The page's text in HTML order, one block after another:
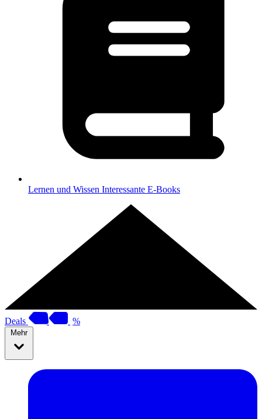
Lernen und Wissen Interessante E-Books
Deals %
Mehr